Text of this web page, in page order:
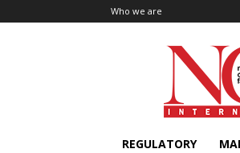
Who we are
REGULATORY